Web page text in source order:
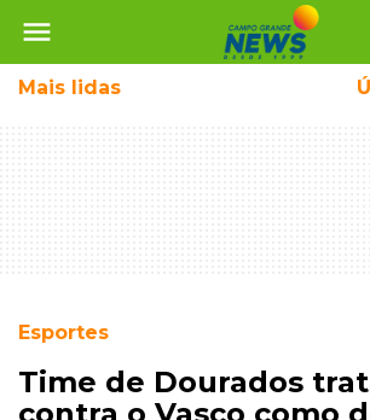
menu
Mais lidas
Esportes
Time de Dourados